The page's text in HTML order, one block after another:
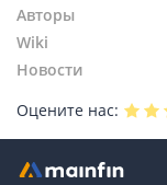
Авторы
Wiki
Новости
Оцените нас: